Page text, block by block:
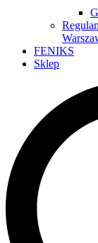
FENIKS
Sklep